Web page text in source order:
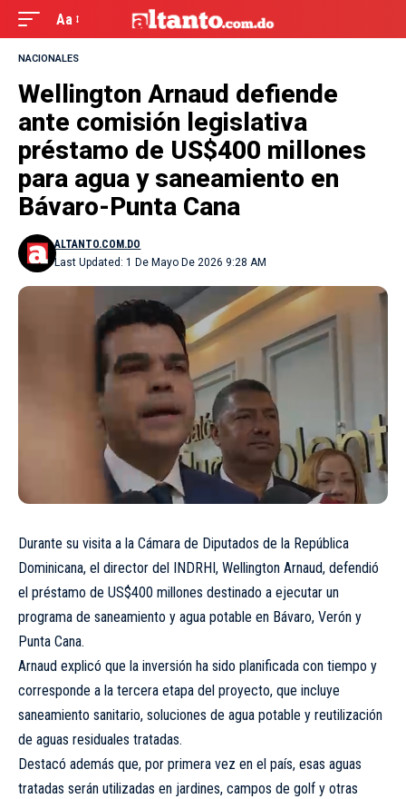
Aa
NACIONALES
Wellington Arnaud defiende
ante comisión legislativa
préstamo de US$400 millones
para agua y saneamiento en
Bávaro-Punta Cana
Last Updated: 1 De Mayo De 2026 9:28 AM
ALTANTO.COM.DO
Durante su visita a la Cámara de Diputados de la República
Dominicana, el director del INDRHI, Wellington Arnaud, defendió
el préstamo de US$400 millones destinado a ejecutar un
programa de saneamiento y agua potable en Bávaro, Verón y
Punta Cana.
Arnaud explicó que la inversión ha sido planificada con tiempo y
corresponde a la tercera etapa del proyecto, que incluye
saneamiento sanitario, soluciones de agua potable y reutilización
de aguas residuales tratadas.
Destacó además que, por primera vez en el país, esas aguas
tratadas serán utilizadas en jardines, campos de golf y otras